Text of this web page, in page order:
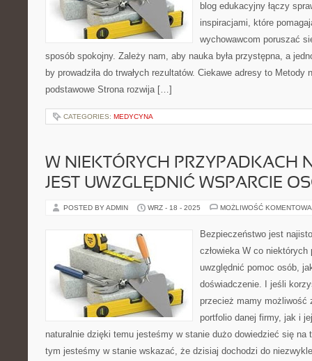
blog edukacyjny łączy
inspiracjami, które
wychowawcom poruszać
sposób spokojny. Zależy nam, aby nauka była przystępna, a
by prowadziła do trwałych rezultatów. Ciekawe adresy to Metody
podstawowe Strona rozwija […]
CATEGORIES: MEDYCYNA
W NIEKTÓRYCH PRZYPADKACH
JEST UWZGLĘDNIĆ WSPARCIE
POSTED BY ADMIN WRZ - 18 - 2025 MOŻLIWOŚĆ
Bezpieczeństwo jest
człowieka W co
uwzględnić pomoc osób,
doświadczenie. I jeśli
przecież mamy możliwość
portfolio danej firmy, jak i
naturalnie dzięki temu jesteśmy w stanie dużo dowiedzieć się na
tym jesteśmy w stanie wskazać, że dzisiaj dochodzi do